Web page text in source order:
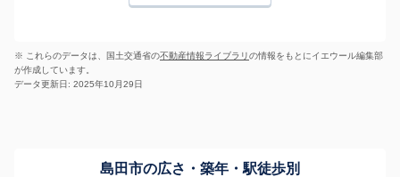
※ これらのデータは、国土交通省の不動産情報ライブラリの情報をもとにイエウール編集部
が作成しています。
データ更新日: 2025年10月29日
島田市の広さ・築年・駅徒歩別